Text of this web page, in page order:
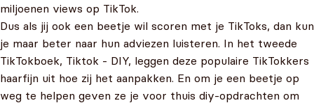
miljoenen views op TikTok.
Dus als jij ook een beetje wil scoren met je TikToks, dan kun
je maar beter naar hun adviezen luisteren. In het tweede
TikTokboek, Tiktok - DIY, leggen deze populaire TikTokkers
haarfijn uit hoe zij het aanpakken. En om je een beetje op
weg te helpen geven ze je voor thuis diy-opdrachten om